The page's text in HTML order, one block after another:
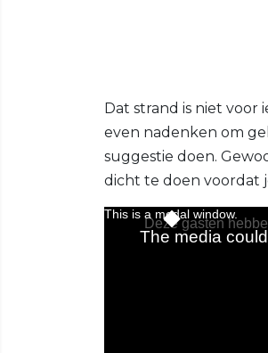
Dat strand is niet voor
even nadenken om
suggestie doen.
dicht te doen voordat